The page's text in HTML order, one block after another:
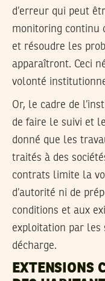
d’erreur qui peut
monitoring continu
et résoudre les
apparaîtront. Ceci
volonté
Or, le cadre de
de faire le suivi et
donné que les
traités à des
contrats limite la
d’autorité ni de
conditions et aux
exploitation par les
décharge.
EXTENSIONS